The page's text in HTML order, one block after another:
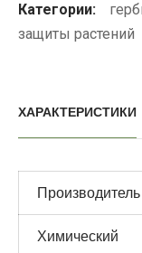
Категории:
защиты растений
ХАРАКТЕРИСТИКИ
Производитель
Химический